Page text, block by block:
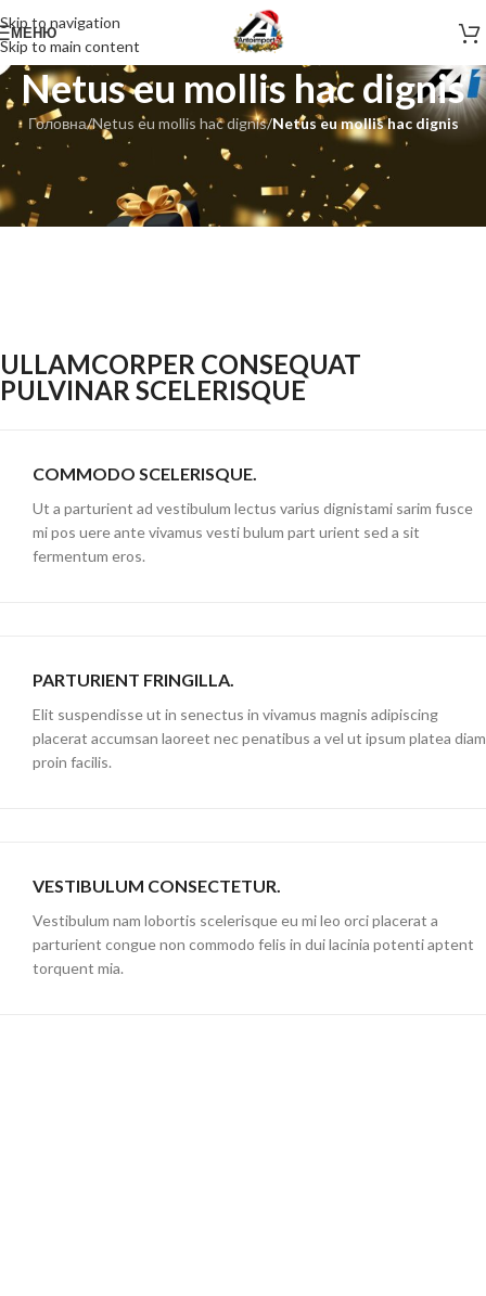
Skip to navigation
Skip to main content
МЕНЮ
Netus eu mollis hac dignis
Головна/Netus eu mollis hac dignis/Netus eu mollis hac dignis
ULLAMCORPER CONSEQUAT
PULVINAR SCELERISQUE
COMMODO SCELERISQUE.
Ut a parturient ad vestibulum lectus varius dignistami sarim fusce
mi pos uere ante vivamus vesti bulum part urient sed a sit
fermentum eros.
PARTURIENT FRINGILLA.
Elit suspendisse ut in senectus in vivamus magnis adipiscing
placerat accumsan laoreet nec penatibus a vel ut ipsum platea diam
proin facilis.
VESTIBULUM CONSECTETUR.
Vestibulum nam lobortis scelerisque eu mi leo orci placerat a
parturient congue non commodo felis in dui lacinia potenti aptent
torquent mia.